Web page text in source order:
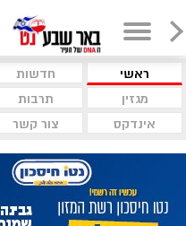
ראשי חדשות
מגזין
תרבות
אינדקס
צור קשר